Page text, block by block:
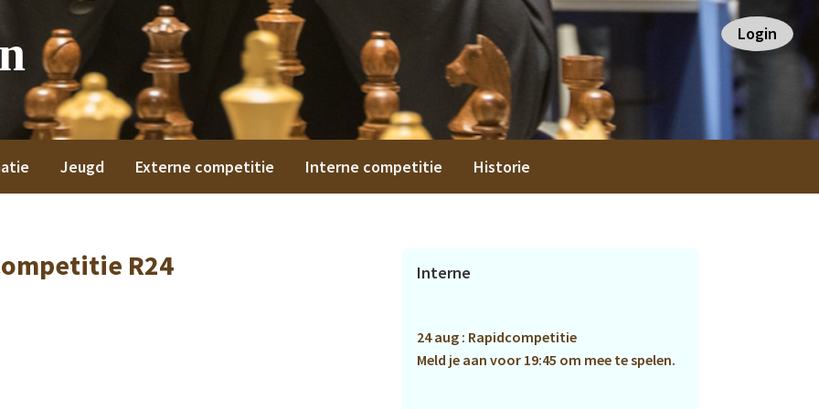
Login
Jeugd Externe competitie Interne competitie Historie
R24
Primaire
Interne
24 aug : Rapidcompetitie
Meld je aan voor 19:45 om mee te spelen.